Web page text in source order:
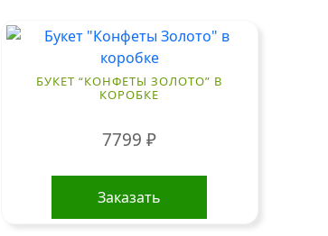
БУКЕТ “КОНФЕТЫ ЗОЛОТО” В
КОРОБКЕ
7799₽
Заказать